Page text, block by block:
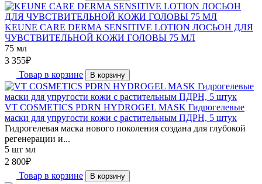
KEUNE CARE DERMA SENSITIVE LOTION ЛОСЬОН ДЛЯ
ЧУВСТВИТЕЛЬНОЙ КОЖИ ГОЛОВЫ 75 МЛ
75 мл
3 355₽
Товар в корзине
В корзину
VT COSMETICS PDRN HYDROGEL MASK Гидрогелевые
маски для упругости кожи с растительным ПДРН, 5 штук
Гидрогелевая маска нового поколения создана для глубокой
регенерации и...
5 шт мл
2 800₽
Товар в корзине
В корзину